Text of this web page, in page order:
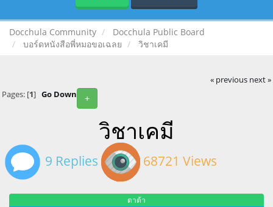
Docchula Community
Docchula Public Board
บอร์ดหนังสือพี่หมอขอเฉลย
วิชาเคมี
« previous next »
+
Pages: [1] Go Down
วิชาเคมี
9 Replies 68721 Views
ตาต้า